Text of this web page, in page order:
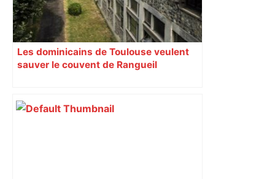
Les dominicains de Toulouse veulent
sauver le couvent de Rangueil